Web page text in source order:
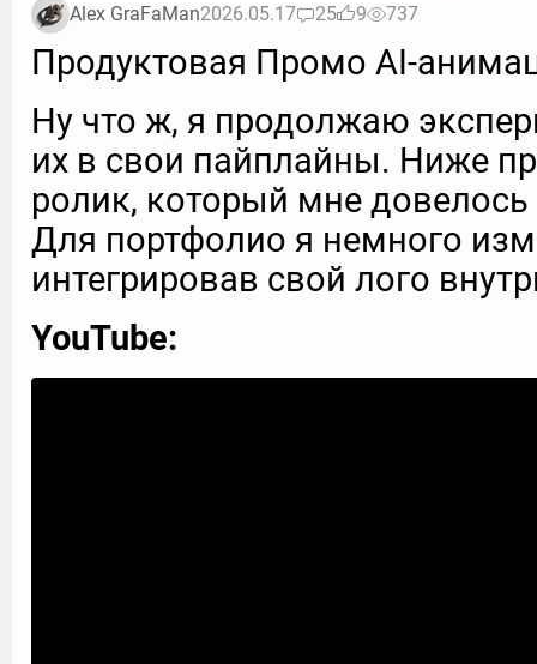
Alex GraFaMan2026.05.17 25 9 737
Продуктовая Промо AI-
Ну что ж, я продолжаю
их в свои пайплайны. Ниже
ролик, который мне
Для портфолио я немного
интегрировав свой лого
YouTube: